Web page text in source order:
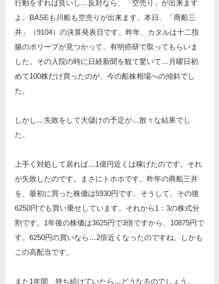
行動をすれば良いし…反対なら、「空売り」が出来ます
よ。BASEも川船も空売りが出来ます。本日、「商船三
井」（9104）の決算発表日です。昨年、カタルは十二指
腸のポリープが見つかって、有明癌研で取ってもらいま
した。その入院の時に日経新聞を観て驚いて…月曜日初
めて100株だけ買ったのが、今の船株相場への傾斜でし
た。
しかし…失敗をして大儲けの予定が…散々な結果でし
た。
上手く対処して居れば…1億円近くは稼げたのです。それ
が失敗したのです。まさにトホホです。昨年の商船三井
を、最初に買った株価は5930円です。そうして、その後
6250円でも買い乗せしています。それから1：3の株式分
割です。1年後の株価は3625円で3倍ですから、10875円で
す。6250円の買いなら…2倍近くなったのですね。しかも
この高配当です。
また1年間、持ち続けていたら…どうなるのでしょう。